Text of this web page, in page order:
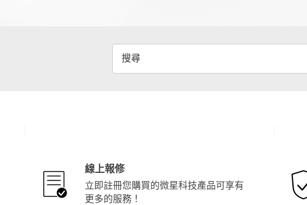
線上報修
立即註冊您購買的微星科技產品可享有
更多的服務！